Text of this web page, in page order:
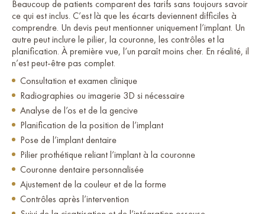
Beaucoup de patients comparent des tarifs sans toujours savoir
ce qui est inclus. C’est là que les écarts deviennent difficiles à
comprendre. Un devis peut mentionner uniquement l’implant. Un
autre peut inclure le pilier, la couronne, les contrôles et la
planification. À première vue, l’un paraît moins cher. En réalité, il
n’est peut-être pas complet.
Consultation et examen clinique
Radiographies ou imagerie 3D si nécessaire
Analyse de l’os et de la gencive
Planification de la position de l’implant
Pose de l’implant dentaire
Pilier prothétique reliant l’implant à la couronne
Couronne dentaire personnalisée
Ajustement de la couleur et de la forme
Contrôles après l’intervention